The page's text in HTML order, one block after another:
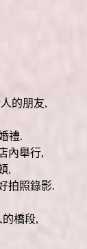
的朋友,
禮.
內舉行,
,
拍照錄影.
橋段,